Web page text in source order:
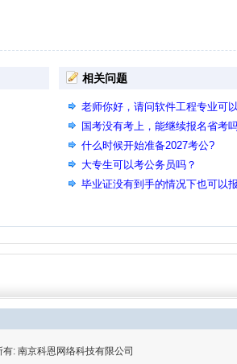
相关问题
老师你好，请问软件工程专业可
国考没有考上，能继续报名省考
什么时候开始准备2027考公?
大专生可以考公务员吗？
毕业证没有到手的情况下也可以
有: 南京科恩网络科技有限公司